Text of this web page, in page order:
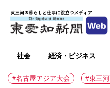
社会 経済・ビジネス
#名古屋アジア大会 #東三